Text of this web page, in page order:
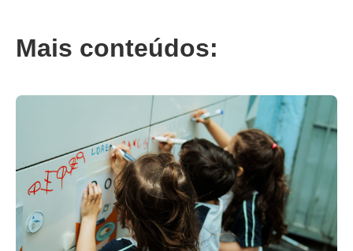
Mais conteúdos: